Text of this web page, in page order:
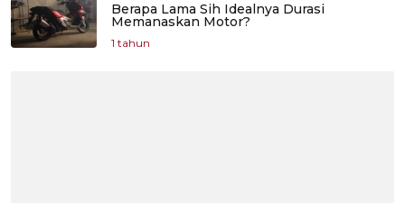
Berapa Lama Sih Idealnya Durasi
Memanaskan Motor?
1 tahun